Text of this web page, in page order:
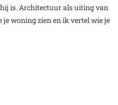
is. Architectuur als uiting van
je woning zien en ik vertel wie je